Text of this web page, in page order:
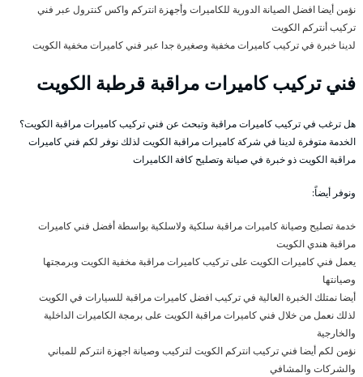
نؤمن أيضا افضل الصيانة الدورية للكاميرات وأجهزة انتركم واكس كنترول عبر فني
تركيب أنتركم الكويت
لدينا خبرة في تركيب كاميرات مخفية وصغيرة جدا عبر فني كاميرات مخفية الكويت
فني تركيب كاميرات مراقبة قرطبة الكويت
هل ترغب في تركيب كاميرات مراقبة وتبحث عن فني تركيب كاميرات مراقبة الكويت؟
الخدمة متوفرة لدينا في شركة كاميرات مراقبة الكويت لذلك نوفر لكم فني كاميرات
مراقبة الكويت ذو خبرة في صيانة وتصليح كافة الكاميرات
ونوفر أيضاً:
خدمة تصليح وصيانة كاميرات مراقبة سلكية ولاسلكية بواسطة أفضل فني كاميرات
مراقبة هندي الكويت
يعمل فني كاميرات الكويت على تركيب كاميرات مراقبة مخفية الكويت وبرمجتها
وصيانتها
أيضا نمتلك الخبرة العالية في تركيب افضل كاميرات مراقبة للسيارات في الكويت
لذلك نعمل من خلال فني كاميرات مراقبة الكويت على برمجة الكاميرات الداخلية
والخارجية
نؤمن لكم أيضا فني تركيب انتركم الكويت لتركيب وصيانة اجهزة انتركم للمباني
والشركات والمشافي